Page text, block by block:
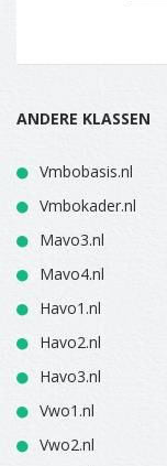
ANDERE KLASSEN
Vmbobasis.nl
Vmbokader.nl
Mavo3.nl
Mavo4.nl
Havo1.nl
Havo2.nl
Havo3.nl
Vwo1.nl
Vwo2.nl